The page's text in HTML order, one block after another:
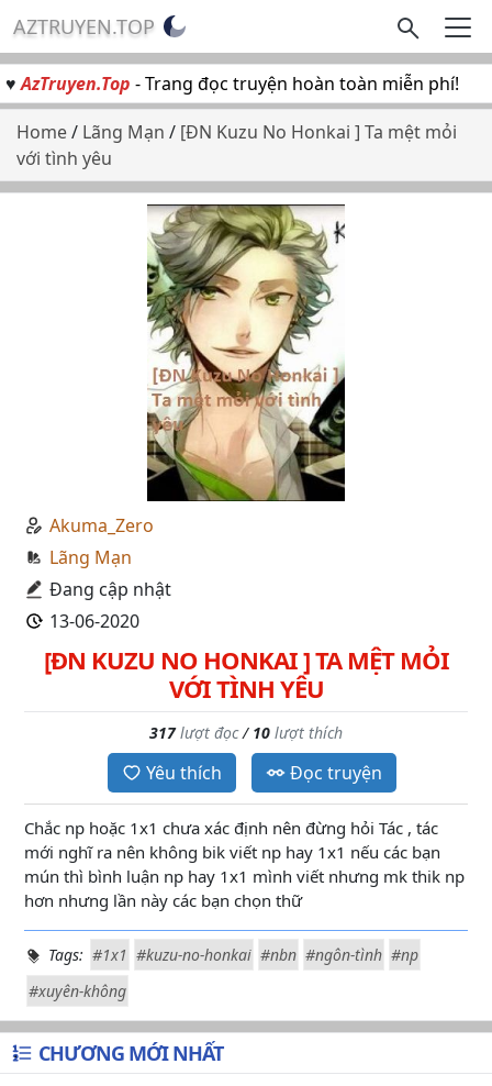
AZTRUYEN.TOP
♥AzTruyen.Top - Trang đọc truyện hoàn toàn miễn phí!
Home/ Lãng Mạn / [ĐN Kuzu No Honkai ] Ta mệt mỏi
với tình yêu
Akuma_Zero
Lãng Mạn
Đang cập nhật
13-06-2020
[ĐN KUZU NO HONKAI ] TA MỆT MỎI
VỚI TÌNH YÊU
317 lượt đọc/ 10 lượt thích
Yêu thích Đọc truyện
Chắc np hoặc 1x1 chưa xác định nên đừng hỏi Tác , tác
mới nghĩ ra nên không bik viết np hay 1x1 nếu các bạn
mún thì bình luận np hay 1x1 mình viết nhưng mk thik np
hơn nhưng lần này các bạn chọn thữ
Tags: #1x1 #kuzu-no-honkai #nbn #ngôn-tình #np
#xuyên-không
CHƯƠNG MỚI NHẤT